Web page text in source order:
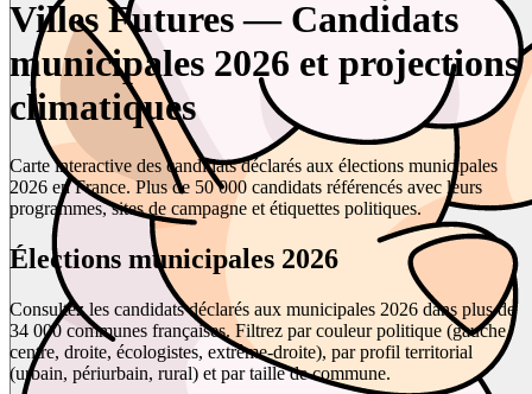
Villes Futures — Candidats
municipales 2026 et projections
climatiques
Carte interactive des candidats déclarés aux élections municipales
2026 en France. Plus de 50 000 candidats référencés avec leurs
programmes, sites de campagne et étiquettes politiques.
Élections municipales 2026
Consultez les candidats déclarés aux municipales 2026 dans plus de
34 000 communes françaises. Filtrez par couleur politique (gauche,
centre, droite, écologistes, extrême-droite), par profil territorial
(urbain, périurbain, rural) et par taille de commune.